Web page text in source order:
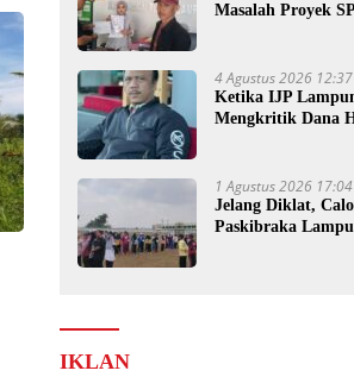
Masalah Proyek
4 Agustus 2026 12:37
Ketika IJP
Mengkritik Dana
1 Agustus 2026 17:04
Jelang Diklat,
Paskibraka
IKLAN